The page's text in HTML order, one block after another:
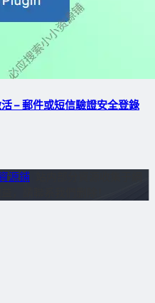
– 郵件或短信驗證安全登錄
源鋪